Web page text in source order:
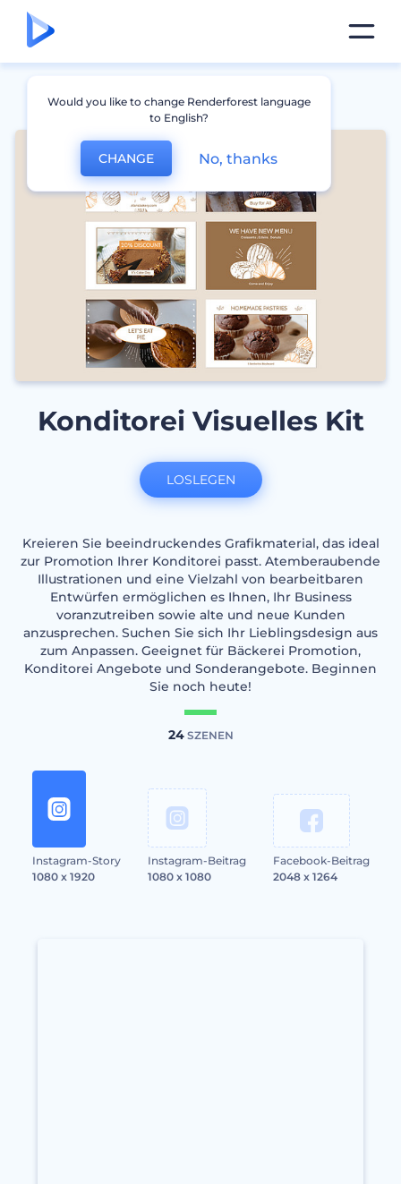
Konditorei Visuelles Kit
Kreieren Sie beeindruckendes Grafikmaterial, das ideal
zur Promotion Ihrer Konditorei passt. Atemberaubende
Illustrationen und eine Vielzahl von bearbeitbaren
Entwürfen ermöglichen es Ihnen, Ihr Business
voranzutreiben sowie alte und neue Kunden
anzusprechen. Suchen Sie sich Ihr Lieblingsdesign aus
zum Anpassen. Geeignet für Bäckerei Promotion,
Konditorei Angebote und Sonderangebote. Beginnen
Sie noch heute!
24SZENEN
Instagram-Story
1080 x 1920
Instagram-Beitrag
1080 x 1080
Facebook-Beitrag
2048 x 1264
LOSLEGEN
Would you like to change Renderforest language
to English?
CHANGE No, thanks